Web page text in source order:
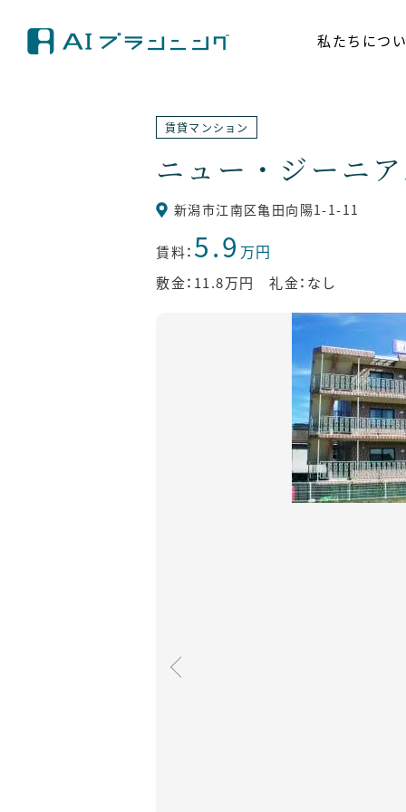
私たちにつ
ニュー・ジーニ
賃貸マンション
新潟市江南区亀田向陽1-1-11
賃料： 5.9 万円
敷金：11.8万円 礼金：なし